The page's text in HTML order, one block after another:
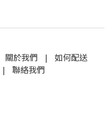
關於我們 | 如何配送
| 聯絡我們